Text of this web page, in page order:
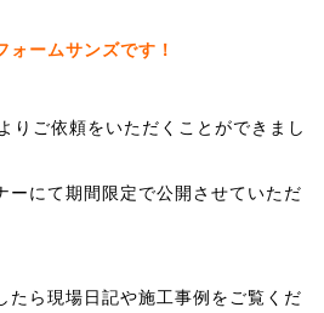
ォームサンズです！
りご依頼をいただくことができまし
ーにて期間限定で公開させていただ
たら現場日記や施工事例をご覧くだ